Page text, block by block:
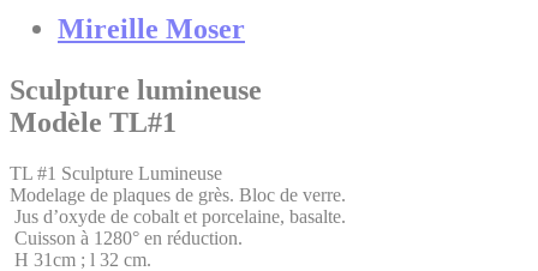
Mireille Moser
Sculpture lumineuse
Modèle TL#1
TL #1 Sculpture Lumineuse
Modelage de plaques de grès. Bloc de verre.
Jus d’oxyde de cobalt et porcelaine, basalte.
Cuisson à 1280° en réduction.
H 31cm ; l 32 cm.